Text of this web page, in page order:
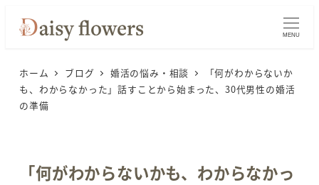
MENU
ホーム ブログ 婚活の悩み・相談
「何がわからないか
も、わからなかった」話すことから始まった、30代男性の婚活
の準備
「何がわからないかも、わからなかっ